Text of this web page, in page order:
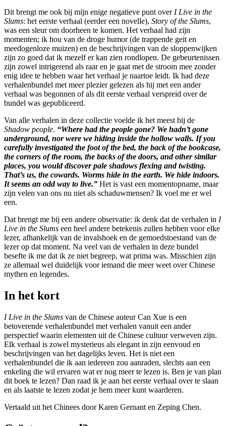
Dit brengt me ook bij mijn enige negatieve punt overI Live in the
Slums: het eerste verhaal (eerder een novelle), Story of the Slums,
was een sleur om doorheen te komen. Het verhaal had zijn
momenten; ik hou van de droge humor (de trappende geit en
meedogenloze muizen) en de beschrijvingen van de sloppenwijken
zijn zo goed dat ik mezelf er kan zien rondlopen. De gebeurtenissen
zijn zowel intrigerend als raar en je gaat met de stroom mee zonder
enig idee te hebben waar het verhaal je naartoe leidt. Ik had deze
verhalenbundel met meer plezier gelezen als hij met een ander
verhaal was begonnen of als dit eerste verhaal verspreid over de
bundel was gepubliceerd.
Van alle verhalen in deze collectie voelde ik het meest bij de
Shadow people. “Where had the people gone? We hadn’t gone
underground, nor were we hiding inside the hollow walls. If you
carefully investigated the foot of the bed, the back of the bookcase,
the corners of the room, the backs of the doors, and other similar
places, you would discover pale shadows flexing and twisting.
That’s us, the cowards. Worms hide in the earth. We hide indoors.
It seems an odd way to live.” Het is vast een momentopname, maar
zijn velen van ons nu niet als schaduwmensen? Ik voel me er wel
een.
Dat brengt me bij een andere observatie: ik denk dat de verhalen in I
Live in the Slums een heel andere betekenis zullen hebben voor elke
lezer, afhankelijk van de invalshoek en de gemoedstoestand van de
lezer op dat moment. Na veel van de verhalen in deze bundel
besefte ik me dat ik ze niet begreep, wat prima was. Misschien zijn
ze allemaal wel duidelijk voor iemand die meer weet over Chinese
mythen en legendes.
In het kort
I Live in the Slums van de Chinese auteur Can Xue is een
betoverende verhalenbundel met verhalen vanuit een ander
perspectief waarin elementen uit de Chinese cultuur verweven zijn.
Elk verhaal is zowel mysterieus als elegant in zijn eenvoud en
beschrijvingen van het dagelijks leven. Het is niet een
verhalenbundel die ik aan iedereen zou aanraden, slechts aan een
enkeling die wil ervaren wat er nog meer te lezen is. Ben je van plan
dit boek te lezen? Dan raad ik je aan het eerste verhaal over te slaan
en als laatste te lezen zodat je hem meer kunt waarderen.
Vertaald uit het Chinees door Karen Gernant en Zeping Chen.